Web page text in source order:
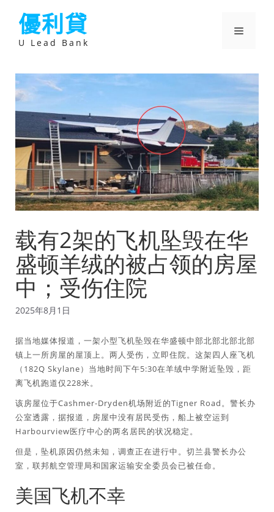
優利貸
U Lead Bank
選
载有2架的飞机坠毁在华
盛顿羊绒的被占领的房屋
中；受伤住院
2025年8月1日
据当地媒体报道，一架小型飞机坠毁在华盛顿中部北部北部北部
镇上一所房屋的屋顶上。两人受伤，立即住院。这架四人座飞机
（182Q Skylane）当地时间下午5:30在羊绒中学附近坠毁，距
离飞机跑道仅228米。
该房屋位于Cashmer-Dryden机场附近的Tigner Road。警长办
公室透露，据报道，房屋中没有居民受伤，船上被空运到
Harbourview医疗中心的两名居民的状况稳定。
但是，坠机原因仍然未知，调查正在进行中。切兰县警长办公
室，联邦航空管理局和国家运输安全委员会已被任命。
美国飞机不幸